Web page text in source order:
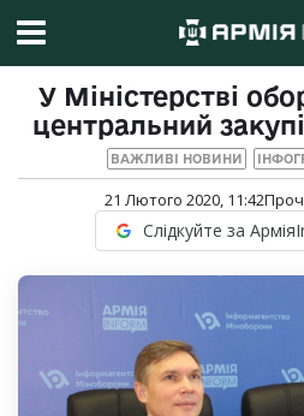
У Міністерстві
центральний
ВАЖЛИВІ НОВИНИ
21 Лютого 2020, 11:42
Слідкуйте за